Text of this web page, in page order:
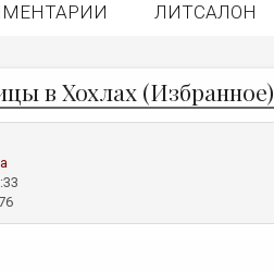
ЛИТСАЛОН
в Хохлах (Избранное)